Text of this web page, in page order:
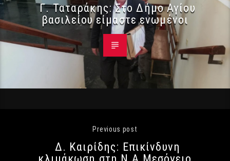
Γ. Ταταράκης: Στο Δήμο Αγίου
βασιλείου είμαστε ενωμένοι
Previous post
Δ. Καιρίδης: Επικίνδυνη
κλιμάκωση στη Ν.Α Μεσόγειο